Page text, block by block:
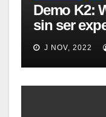
Demo K2:
sin ser
Intro y
inglés]
J NOV, 2022